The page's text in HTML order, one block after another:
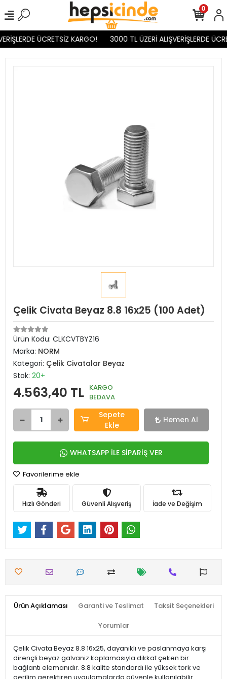
ÜCRETSİZ KARGO! 3000 TL ÜZERİ ALIŞVERİŞLERDE
0
Çelik Civata Beyaz 8.8 16x25 (100 Adet)
Ürün Kodu: CLKCVTBYZ16
Marka: NORM
Kategori: Çelik Civatalar Beyaz
Stok: 20+
4.563,40 TL KARGO
BEDAVA
Sepete
Ekle
Hemen Al
WHATSAPP İLE SİPARİŞ VER
Favorilerime ekle
Hızlı Gönderi Güvenli Alışveriş İade ve Değişim
Ürün Açıklaması Garanti ve Teslimat Taksit Seçenekleri
Yorumlar
Çelik Civata Beyaz 8.8 16x25, dayanıklı ve paslanmaya karşı
dirençli beyaz galvaniz kaplamasıyla dikkat çeken bir
bağlantı elemanıdır. 8.8 kalite standardı ile yüksek tork ve